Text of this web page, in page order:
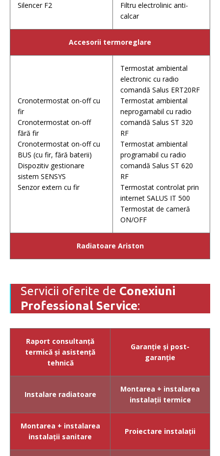
Silencer F2
Filtru electrolinic anti-
calcar
Accesorii termoreglare
Cronotermostat on-off cu
fir
Cronotermostat on-off
fără fir
Cronotermostat on-off cu
BUS (cu fir, fără baterii)
Dispozitiv gestionare
sistem SENSYS
Senzor extern cu fir
Termostat ambiental
electronic cu radio
comandă Salus ERT20RF
Termostat ambiental
neprogamabil cu radio
comandă Salus ST 320
RF
Termostat ambiental
programabil cu radio
comandă Salus ST 620
RF
Termostat controlat prin
internet SALUS IT 500
Termostat de cameră
ON/OFF
Radiatoare Ariston
Servicii oferite de Conexiuni
Professional Service:
Raport consultanță
termică și asistență
tehnică
Garanție și post-
garanție
Instalare radiatoare
Montarea + instalarea
instalații termice
Montarea + instalarea
instalații sanitare
Proiectare instalații